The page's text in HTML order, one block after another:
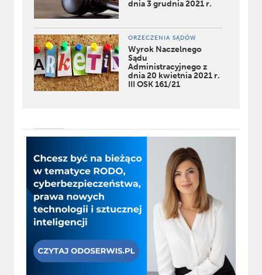
dnia 3 grudnia 2021 r.
ORZECZENIA SĄDÓW
Wyrok Naczelnego
Sądu
Administracyjnego z
dnia 20 kwietnia 2021 r.
III OSK 161/21